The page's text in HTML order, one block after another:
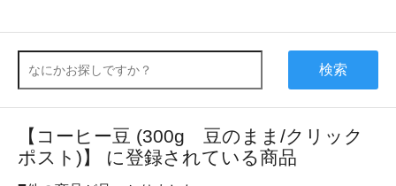
検索
【コーヒー豆 (300g 豆のまま/クリック
ポスト)】 に登録されている商品